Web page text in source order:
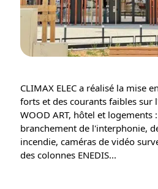
CLIMAX ELEC a réalisé la mise
forts et des courants faibles sur
WOOD ART, hôtel et logements
branchement de l'interphonie,
incendie, caméras de vidéo
des colonnes ENEDIS...